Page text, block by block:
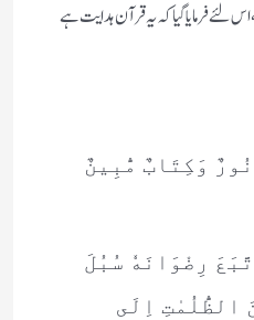
لئے فرمایا گیا کہ یہ قرآن ہدایت ہے
وَكِتَابٌ مُّبِينٌ
رِضْوَانَهٗ سُبُلَ
الظُّلُمٰتِ اِلَى